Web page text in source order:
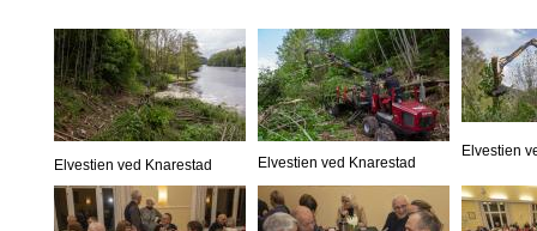
Elvestien ved Knarestad Elvestien ved Knarestad
Elvestien